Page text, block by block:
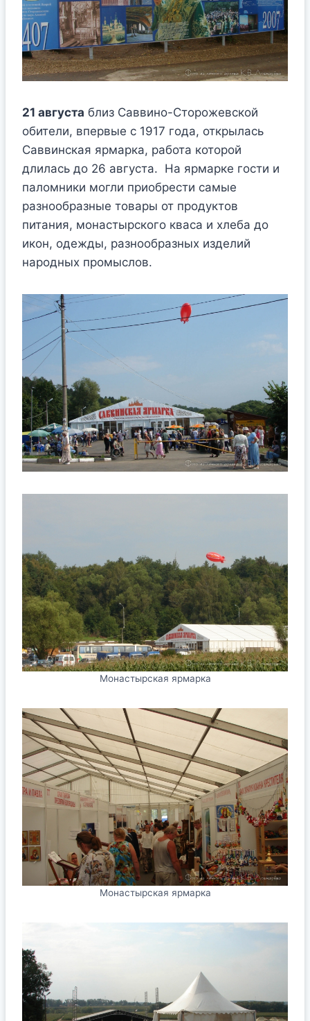
21 августа близ Саввино-Сторожевской
обители, впервые с 1917 года, открылась
Саввинская ярмарка, работа которой
длилась до 26 августа. На ярмарке гости и
паломники могли приобрести самые
разнообразные товары от продуктов
питания, монастырского кваса и хлеба до
икон, одежды, разнообразных изделий
народных промыслов.
Монастырская ярмарка
Монастырская ярмарка